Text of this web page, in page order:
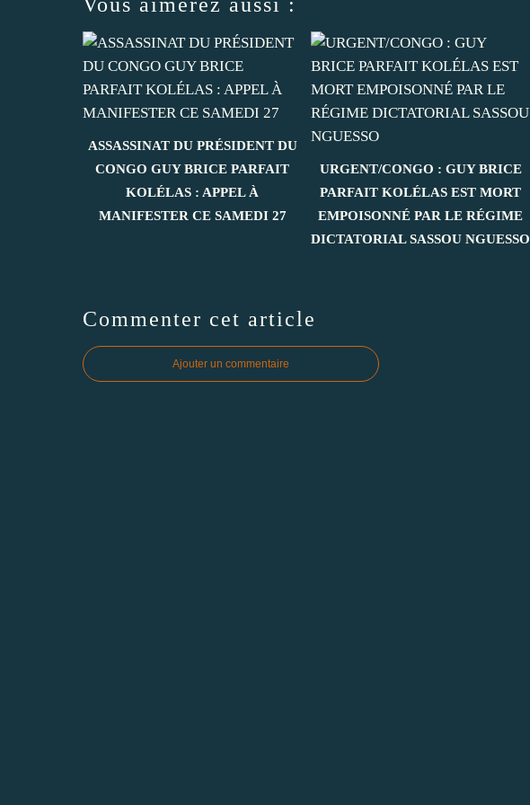
ASSASSINAT DU PRÉSIDENT DU
CONGO GUY BRICE PARFAIT
KOLÉLAS : APPEL À
MANIFESTER CE SAMEDI 27
URGENT/CONGO : GUY BRICE
PARFAIT KOLÉLAS EST MORT
EMPOISONNÉ PAR LE RÉGIME
DICTATORIAL SASSOU NGUESSO
Commenter cet article
Ajouter un commentaire